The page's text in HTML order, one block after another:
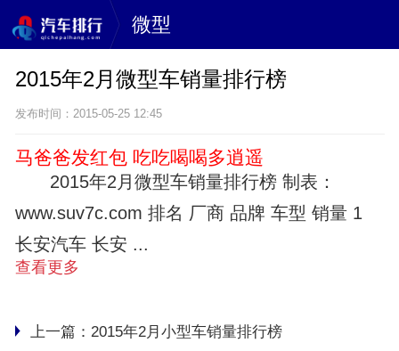
微型
2015年2月微型车销量排行榜
发布时间：2015-05-25 12:45
马爸爸发红包 吃吃喝喝多逍遥
2015年2月微型车销量排行榜 制表：
www.suv7c.com 排名 厂商 品牌 车型 销量 1
长安汽车 长安 ...
查看更多
上一篇： 2015年2月小型车销量排行榜